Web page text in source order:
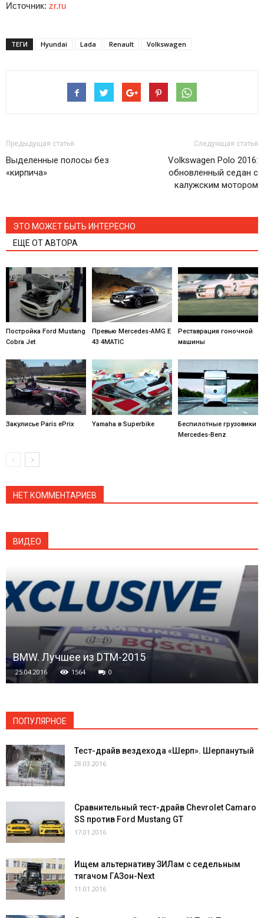
Источник: zr.ru
ТЕГИ Hyundai Lada Renault Volkswagen
Предыдущая статья
Выделенные полосы без
«кирпича»
Следующая статья
Volkswagen Polo 2016:
обновленный седан с
калужским мотором
ЭТО МОЖЕТ БЫТЬ ИНТЕРЕСНО
ЕЩЕ ОТ АВТОРА
Постройка Ford Mustang
Cobra Jet
Превью Mercedes-AMG E
43 4MATIC
Реставрация гоночной
машины
Закулисье Paris ePrix Yamaha в Superbike
Беспилотные грузовики
Mercedes-Benz
НЕТ КОММЕНТАРИЕВ
ВИДЕО
BMW. Лучшее из DTM-2015
25.04.2016 1564 0
ПОПУЛЯРНОЕ
Тест-драйв вездехода «Шерп». Шерпанутый
28.03.2016
Сравнительный тест-драйв Chevrolet Camaro
SS против Ford Mustang GT
17.01.2016
Ищем альтернативу ЗИЛам с седельным
тягачом ГАЗон-Next
11.01.2016